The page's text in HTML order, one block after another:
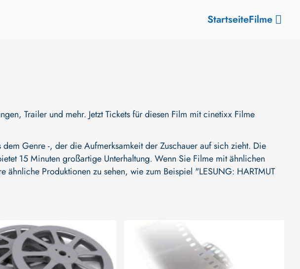
StartseiteFilme
Trailer und mehr. Jetzt Tickets für diesen Film mit cinetixx Filme
Genre -, der die Aufmerksamkeit der Zuschauer auf sich zieht. Die
15 Minuten großartige Unterhaltung. Wenn Sie Filme mit ähnlichen
ähnliche Produktionen zu sehen, wie zum Beispiel "LESUNG: HARTMUT